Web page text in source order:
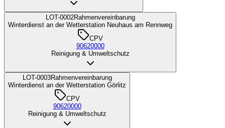
LOT-0002Rahmenvereinbarung
Winterdienst an der Wetterstation Neuhaus am Rennweg
CPV
90620000
Reinigung & Umweltschutz
LOT-0003Rahmenvereinbarung
Winterdienst an der Wetterstation Görlitz
CPV
90620000
Reinigung & Umweltschutz